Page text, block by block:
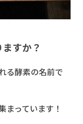
すか？
る酵素の名前で
まっています！